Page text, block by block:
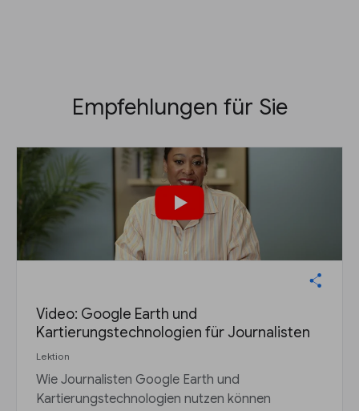
Empfehlungen für Sie
Video: Google Earth und
Kartierungstechnologien für Journalisten
Lektion
Wie Journalisten Google Earth und
Kartierungstechnologien nutzen können